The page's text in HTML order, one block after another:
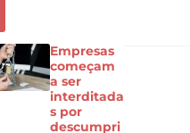
Empresas
começam
a ser
interditada
s por
descumpri